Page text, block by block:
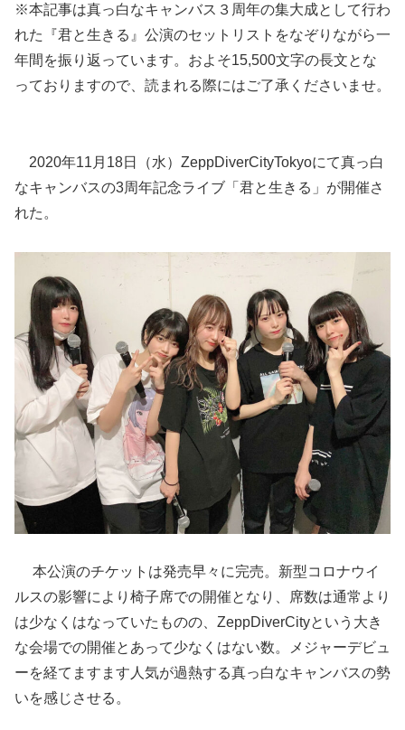
※本記事は真っ白なキャンバス３周年の集大成として行わ
れた『君と生きる』公演のセットリストをなぞりながら一
年間を振り返っています。およそ15,500文字の長文とな
っておりますので、読まれる際にはご了承くださいませ。
2020年11月18日（水）ZeppDiverCityTokyoにて真っ白
なキャンバスの3周年記念ライブ「君と生きる」が開催さ
れた。
本公演のチケットは発売早々に完売。新型コロナウイ
ルスの影響により椅子席での開催となり、席数は通常より
は少なくはなっていたものの、ZeppDiverCityという大き
な会場での開催とあって少なくはない数。メジャーデビュ
ーを経てますます人気が過熱する真っ白なキャンバスの勢
いを感じさせる。